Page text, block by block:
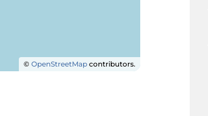
©OpenStreetMap contributors.